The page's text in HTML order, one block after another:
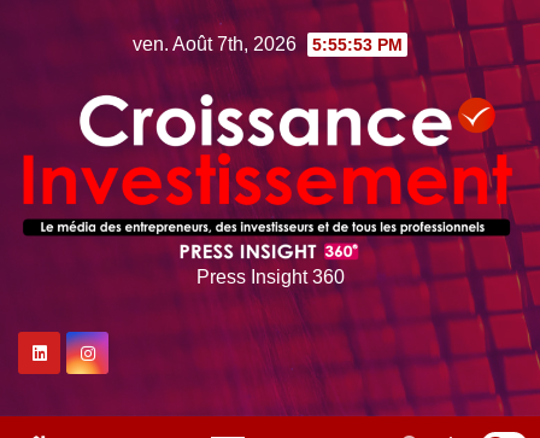
ven. Août 7th, 2026 5:55:55 PM
Press Insight 360